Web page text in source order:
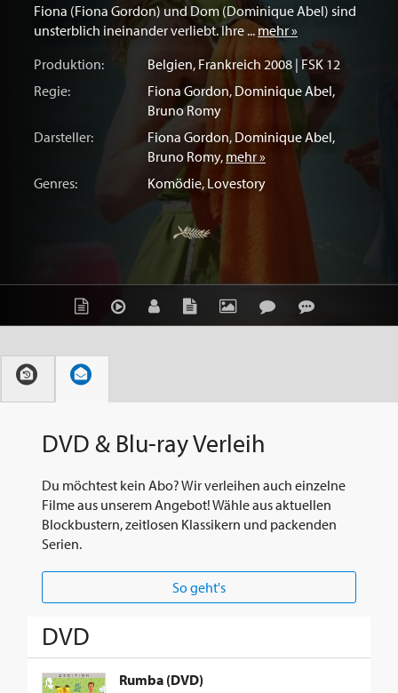
Fiona (Fiona Gordon) und Dom (Dominique Abel) sind
unsterblich ineinander verliebt. Ihre ...mehr »
Produktion:
Belgien, Frankreich 2008 | FSK 12
Regie:
Fiona Gordon, Dominique Abel,
Bruno Romy
Darsteller:
Fiona Gordon, Dominique Abel,
Bruno Romy, mehr »
Genres:
Komödie, Lovestory
DVD & Blu-ray Verleih
Du möchtest kein Abo? Wir verleihen auch einzelne
Filme aus unserem Angebot! Wähle aus aktuellen
Blockbustern, zeitlosen Klassikern und packenden
Serien.
So geht's
DVD
Rumba (DVD)